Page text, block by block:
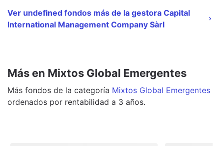
Ver undefined fondos más de la gestora Capital
International Management Company Sàrl
Más en Mixtos Global Emergentes
Más fondos de la categoría Mixtos Global Emergentes
ordenados por rentabilidad a 3 años.